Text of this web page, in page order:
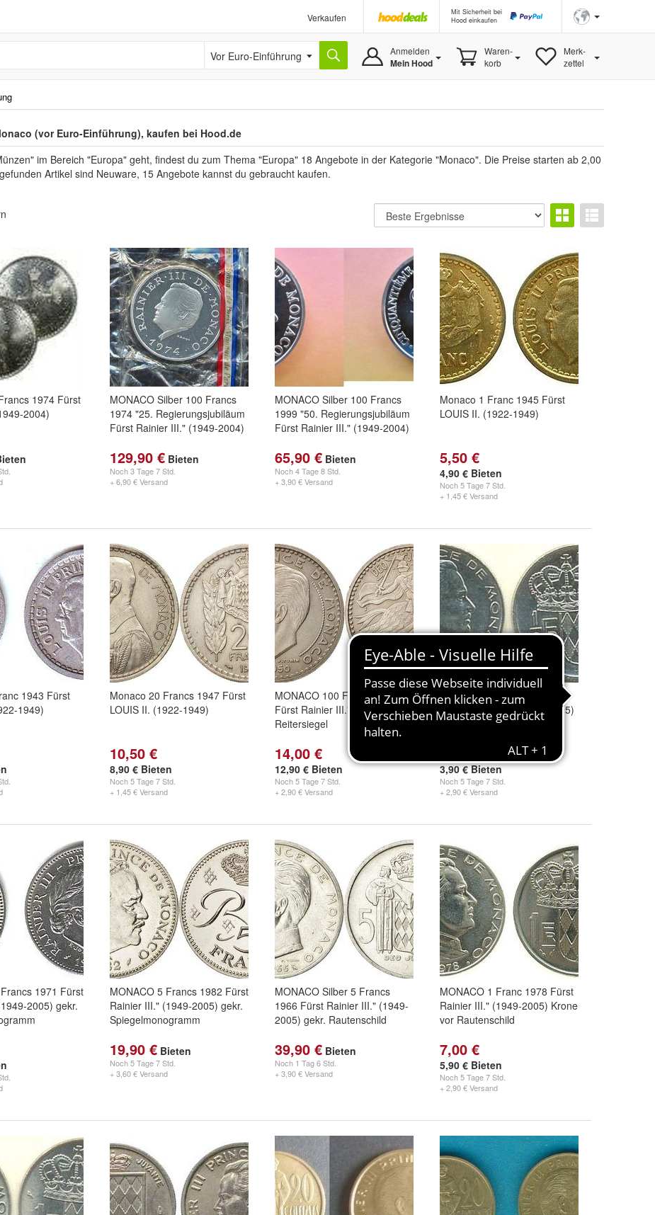
Verkaufen
Mit Sicherheit bei
Hood einkaufen
Vor Euro-Einführung Anmelden
Mein Hood
Waren-
korb
Merk-
zettel
(vor Euro-Einführung), kaufen bei Hood.de
im Bereich "Europa" geht, findest du zum Thema "Europa" 18 Angebote in der Kategorie "Monaco". Die Preise starten ab 2,00
Artikel sind Neuware, 15 Angebote kannst du gebraucht kaufen.
1974 Fürst
2004)
MONACO Silber 100 Francs
1974 "25. Regierungsjubiläum
Fürst Rainier III." (1949-2004)
129,90 € Bieten
Noch3 Tage 7 Std.
+ 6,90 € Versand
MONACO Silber 100 Francs
1999 "50. Regierungsjubiläum
Fürst Rainier III." (1949-2004)
65,90 € Bieten
Noch4 Tage 8 Std.
+ 3,90 € Versand
Monaco 1 Franc 1945 Fürst
LOUIS II. (1922-1949)
5,50 €
4,90 € Bieten
Noch5 Tage 7 Std.
+ 1,45 € Versand
1943 Fürst
1949)
Monaco 20 Francs 1947 Fürst
LOUIS II. (1922-1949)
10,50 €
8,90 € Bieten
Noch5 Tage 7 Std.
+ 1,45 € Versand
MONACO 100 Francs 1950
Fürst Rainier III." (1949-2004)
Reitersiegel
14,00 €
12,90 € Bieten
Noch5 Tage 7 Std.
+ 2,90 € Versand
MONACO 1/2 Franc 1978
Fürst Rainier III." (1949-2005)
3,90 € Bieten
Noch5 Tage 7 Std.
+ 2,90 € Versand
1971 Fürst
2005) gekr.
MONACO 5 Francs 1982 Fürst
Rainier III." (1949-2005) gekr.
Spiegelmonogramm
19,90 € Bieten
Noch5 Tage 7 Std.
+ 3,60 € Versand
MONACO Silber 5 Francs
1966 Fürst Rainier III." (1949-
2005) gekr. Rautenschild
39,90 € Bieten
Noch 1 Tag 6 Std.
+ 3,90 € Versand
MONACO 1 Franc 1978 Fürst
Rainier III." (1949-2005) Krone
vor Rautenschild
7,00 €
5,90 € Bieten
Noch5 Tage 7 Std.
+ 2,90 € Versand